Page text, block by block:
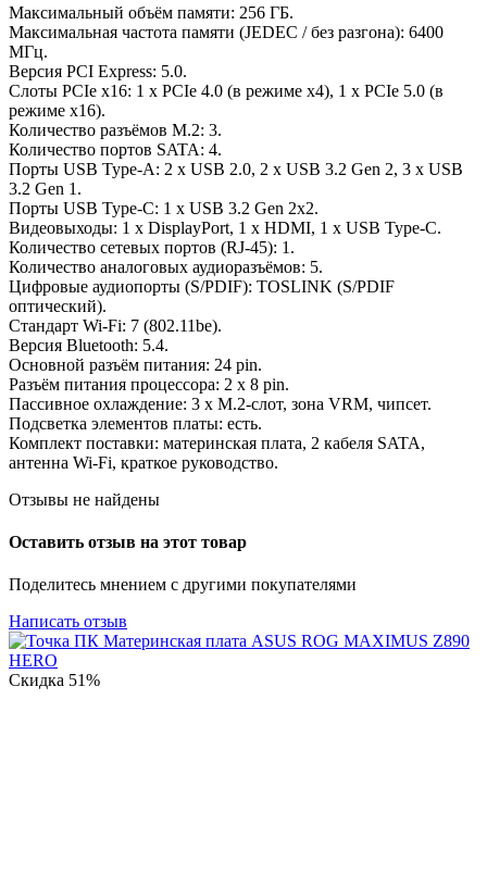
Максимальный объём памяти: 256 ГБ.
Максимальная частота памяти (JEDEC / без разгона): 6400
МГц.
Версия PCI Express: 5.0.
Слоты PCIe x16: 1 x PCIe 4.0 (в режиме x4), 1 x PCIe 5.0 (в
режиме x16).
Количество разъёмов M.2: 3.
Количество портов SATA: 4.
Порты USB Type-A: 2 x USB 2.0, 2 x USB 3.2 Gen 2, 3 x USB
3.2 Gen 1.
Порты USB Type-C: 1 x USB 3.2 Gen 2x2.
Видеовыходы: 1 x DisplayPort, 1 x HDMI, 1 x USB Type-C.
Количество сетевых портов (RJ-45): 1.
Количество аналоговых аудиоразъёмов: 5.
Цифровые аудиопорты (S/PDIF): TOSLINK (S/PDIF
оптический).
Стандарт Wi-Fi: 7 (802.11be).
Версия Bluetooth: 5.4.
Основной разъём питания: 24 pin.
Разъём питания процессора: 2 x 8 pin.
Пассивное охлаждение: 3 x M.2-слот, зона VRM, чипсет.
Подсветка элементов платы: есть.
Комплект поставки: материнская плата, 2 кабеля SATA,
антенна Wi-Fi, краткое руководство.
Отзывы не найдены
Оставить отзыв на этот товар
Поделитесь мнением с другими покупателями
Написать отзыв
Скидка 51%